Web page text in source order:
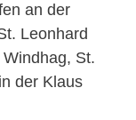
an der
Leonhard
St.
der Klaus